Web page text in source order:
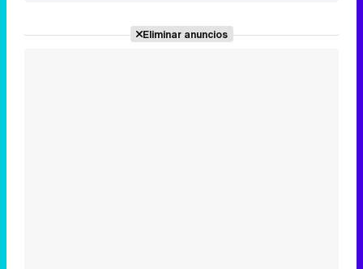
Eliminar anuncios